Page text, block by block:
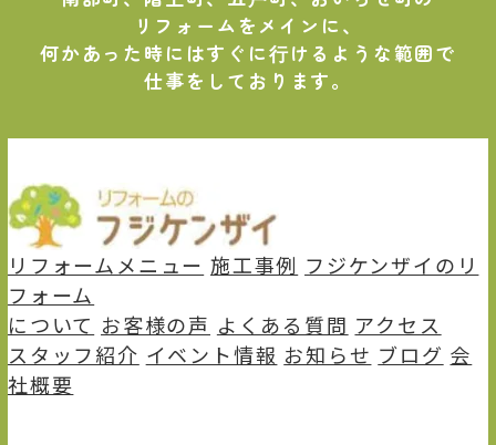
リフォームをメインに、
何かあった時にはすぐに⾏けるような範囲で
仕事をしております。
リフォームメニュー 施⼯事例 フジケンザイのリ
フォーム
について お客様の声 よくある質問 アクセス
スタッフ紹介 イベント情報 お知らせ ブログ 会
社概要